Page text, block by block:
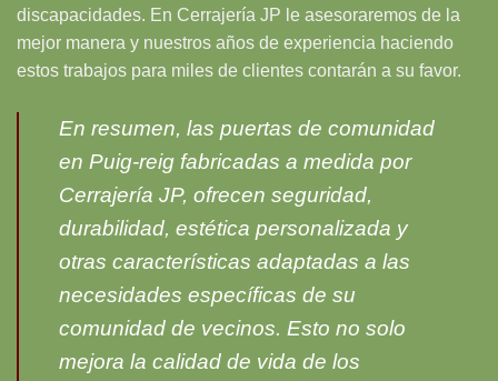
discapacidades. En Cerrajería JP le asesoraremos de la
mejor manera y nuestros años de experiencia haciendo
estos trabajos para miles de clientes contarán a su favor.
En resumen, las puertas de comunidad
en Puig-reig fabricadas a medida por
Cerrajería JP, ofrecen seguridad,
durabilidad, estética personalizada y
otras características adaptadas a las
necesidades específicas de su
comunidad de vecinos. Esto no solo
mejora la calidad de vida de los